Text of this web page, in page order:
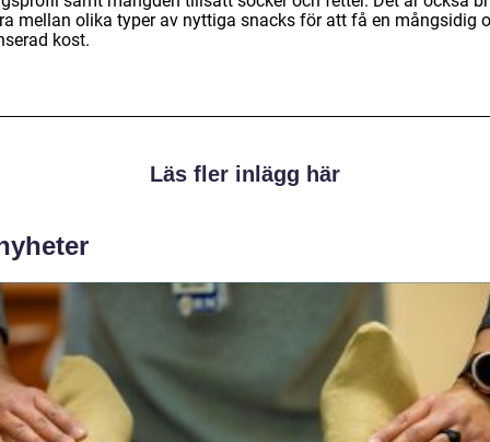
mellan olika typer av nyttiga snacks för att få en mångsidig
kost.
Läs fler inlägg här